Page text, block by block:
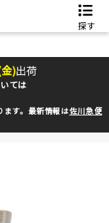
探す
金)出荷
ては
ます。最新情報は佐川急便